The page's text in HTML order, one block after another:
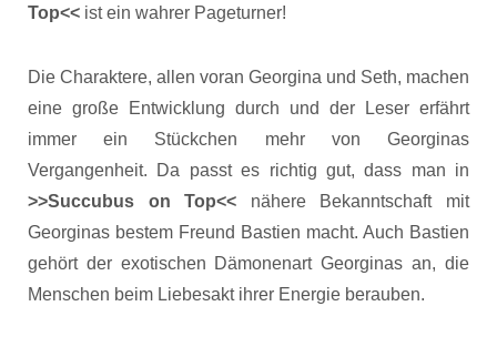
Top<< ist ein wahrer Pageturner!
Die Charaktere, allen voran Georgina und Seth, machen
eine große Entwicklung durch und der Leser erfährt
immer ein Stückchen mehr von Georginas
Vergangenheit. Da passt es richtig gut, dass man in
>>Succubus on Top<< nähere Bekanntschaft mit
Georginas bestem Freund Bastien macht. Auch Bastien
gehört der exotischen Dämonenart Georginas an, die
Menschen beim Liebesakt ihrer Energie berauben.